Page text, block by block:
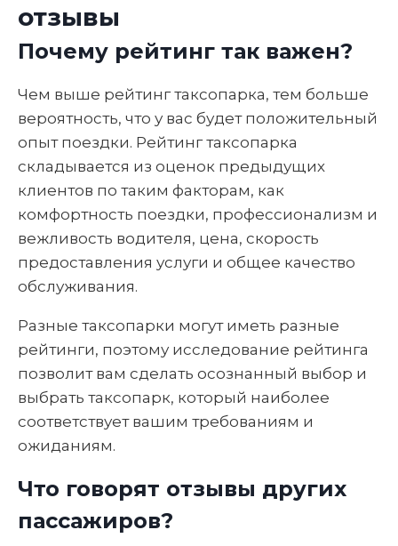
отзывы
Почему рейтинг так важен?
Чем выше рейтинг таксопарка, тем больше
вероятность, что у вас будет положительный
опыт поездки. Рейтинг таксопарка
складывается из оценок предыдущих
клиентов по таким факторам, как
комфортность поездки, профессионализм и
вежливость водителя, цена, скорость
предоставления услуги и общее качество
обслуживания.
Разные таксопарки могут иметь разные
рейтинги, поэтому исследование рейтинга
позволит вам сделать осознанный выбор и
выбрать таксопарк, который наиболее
соответствует вашим требованиям и
ожиданиям.
Что говорят отзывы других
пассажиров?